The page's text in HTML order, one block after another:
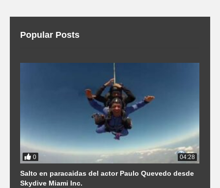
Popular Posts
0 04:28
Salto en paracaidas del actor Paulo Quevedo desde
Skydive Miami Inc.